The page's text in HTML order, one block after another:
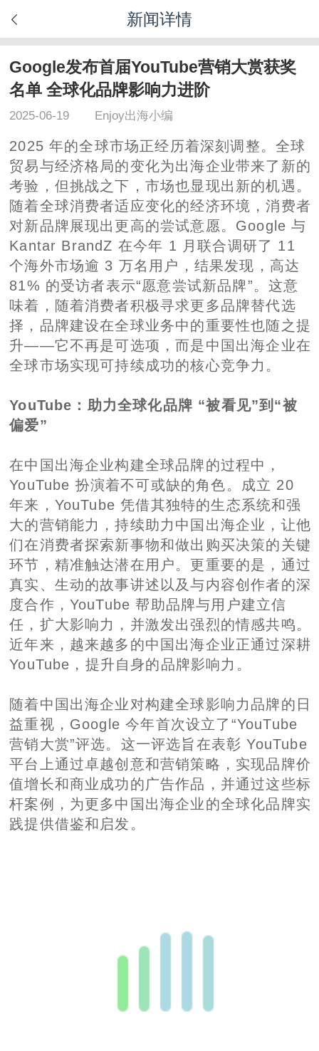
新闻详情
Google发布首届YouTube营销大赏获奖
名单 全球化品牌影响力进阶
2025-06-19 Enjoy出海小编
2025 年的全球市场正经历着深刻调整。全球
贸易与经济格局的变化为出海企业带来了新的
考验，但挑战之下，市场也显现出新的机遇。
随着全球消费者适应变化的经济环境，消费者
对新品牌展现出更高的尝试意愿。Google 与
Kantar BrandZ 在今年 1 月联合调研了 11
个海外市场逾 3 万名用户，结果发现，高达
81% 的受访者表示“愿意尝试新品牌”。这意
味着，随着消费者积极寻求更多品牌替代选
择，品牌建设在全球业务中的重要性也随之提
升——它不再是可选项，而是中国出海企业在
全球市场实现可持续成功的核心竞争力。
YouTube：助力全球化品牌 “被看见”到“被
偏爱”
在中国出海企业构建全球品牌的过程中，
YouTube 扮演着不可或缺的角色。成立 20
年来，YouTube 凭借其独特的生态系统和强
大的营销能力，持续助力中国出海企业，让他
们在消费者探索新事物和做出购买决策的关键
环节，精准触达潜在用户。更重要的是，通过
真实、生动的故事讲述以及与内容创作者的深
度合作，YouTube 帮助品牌与用户建立信
任，扩大影响力，并激发出强烈的情感共鸣。
近年来，越来越多的中国出海企业正通过深耕
YouTube，提升自身的品牌影响力。
随着中国出海企业对构建全球影响力品牌的日
益重视，Google 今年首次设立了“YouTube
营销大赏”评选。这一评选旨在表彰 YouTube
平台上通过卓越创意和营销策略，实现品牌价
值增长和商业成功的广告作品，并通过这些标
杆案例，为更多中国出海企业的全球化品牌实
践提供借鉴和启发。